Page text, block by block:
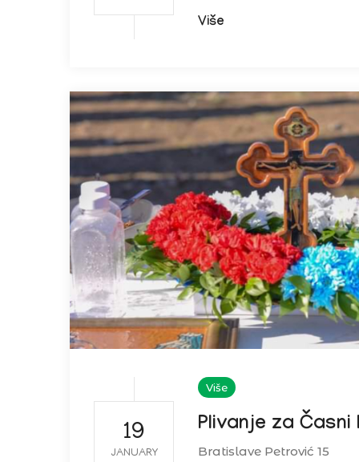
Više
19
JANUARY
Više
Plivanje za Časni
Bratislave Petrović 15